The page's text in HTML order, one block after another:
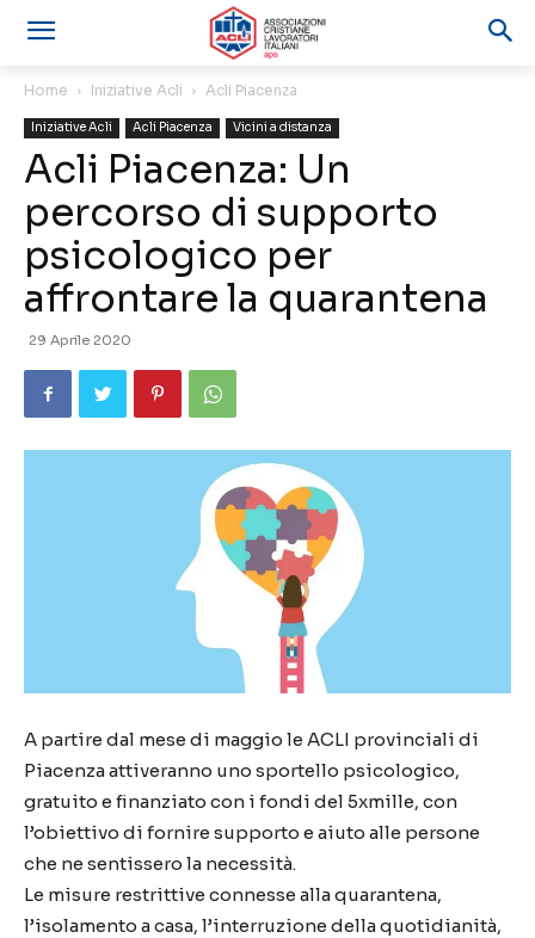
Home Iniziative Acli Acli Piacenza
Iniziative Acli Acli Piacenza Vicini a distanza
Acli Piacenza: Un
percorso di supporto
psicologico per
affrontare la quarantena
29 Aprile 2020
A partire dal mese di maggio le ACLI provinciali di
Piacenza attiveranno uno sportello psicologico,
gratuito e finanziato con i fondi del 5xmille, con
l’obiettivo di fornire supporto e aiuto alle persone
che ne sentissero la necessità.
Le misure restrittive connesse alla quarantena,
l’isolamento a casa, l’interruzione della quotidianità,